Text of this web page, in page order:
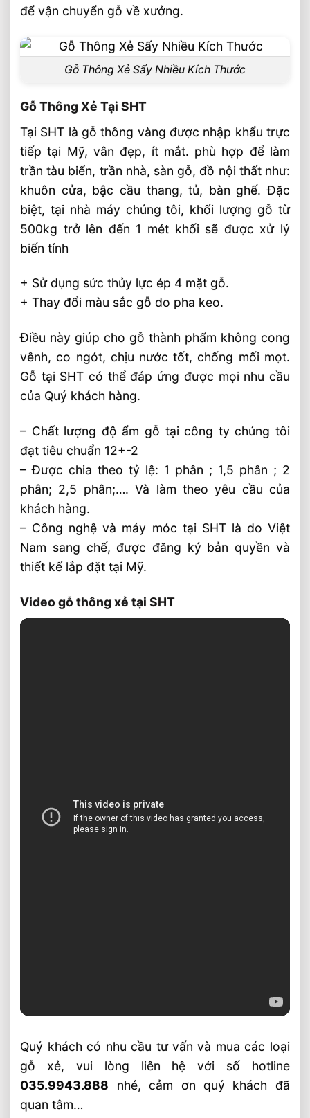
để vận chuyển gỗ về xưởng.
Gỗ Thông Xẻ Sấy Nhiều Kích Thước
Gỗ Thông Xẻ Tại SHT
Tại SHT là gỗ thông vàng được nhập khẩu trực
tiếp tại Mỹ, vân đẹp, ít mắt. phù hợp để làm
trần tàu biển, trần nhà, sàn gỗ, đồ nội thất như:
khuôn cửa, bậc cầu thang, tủ, bàn ghế. Đặc
biệt, tại nhà máy chúng tôi, khối lượng gỗ từ
500kg trở lên đến 1 mét khối sẽ được xử lý
biến tính
+ Sử dụng sức thủy lực ép 4 mặt gỗ.
+ Thay đổi màu sắc gỗ do pha keo.
Điều này giúp cho gỗ thành phẩm không cong
vênh, co ngót, chịu nước tốt, chống mối mọt.
Gỗ tại SHT có thể đáp ứng được mọi nhu cầu
của Quý khách hàng.
– Chất lượng độ ẩm gỗ tại công ty chúng tôi
đạt tiêu chuẩn 12+-2
– Được chia theo tỷ lệ: 1 phân ; 1,5 phân ; 2
phân; 2,5 phân;…. Và làm theo yêu cầu của
khách hàng.
– Công nghệ và máy móc tại SHT là do Việt
Nam sang chế, được đăng ký bản quyền và
thiết kế lắp đặt tại Mỹ.
Video gỗ thông xẻ tại SHT
Quý khách có nhu cầu tư vấn và mua các loại
gỗ xẻ, vui lòng liên hệ với số hotline
035.9943.888 nhé, cảm ơn quý khách đã
quan tâm…